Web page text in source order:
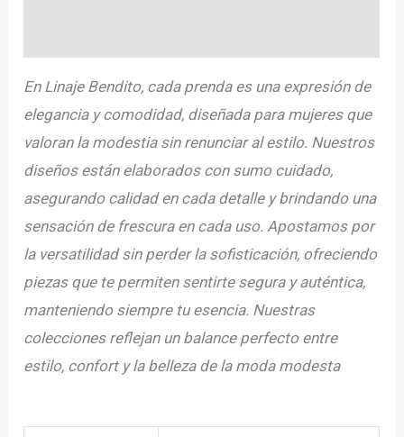
En Linaje Bendito, cada prenda es una expresión de
elegancia y comodidad, diseñada para mujeres que
valoran la modestia sin renunciar al estilo. Nuestros
diseños están elaborados con sumo cuidado,
asegurando calidad en cada detalle y brindando una
sensación de frescura en cada uso. Apostamos por
la versatilidad sin perder la sofisticación, ofreciendo
piezas que te permiten sentirte segura y auténtica,
manteniendo siempre tu esencia. Nuestras
colecciones reflejan un balance perfecto entre
estilo, confort y la belleza de la moda modesta